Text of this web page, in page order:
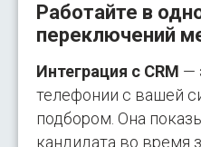
Работайте в
переключений
Интеграция с CRM —
телефонии с вашей
подбором. Она
кандидата во время